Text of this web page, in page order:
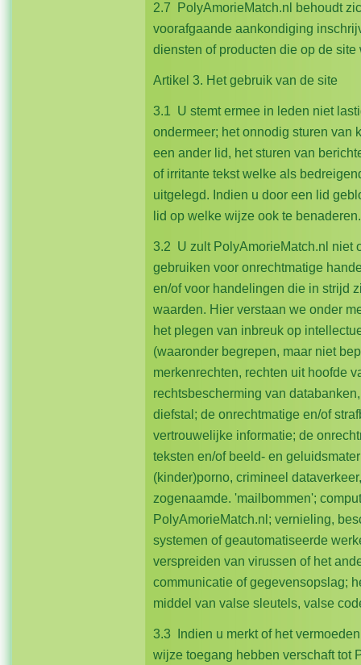
2.7 PolyAmorieMatch.nl behoudt
voorafgaande aankondiging
diensten of producten die op de
Artikel 3. Het gebruik van de site
3.1 U stemt ermee in leden niet
ondermeer; het onnodig sturen van
een ander lid, het sturen van
of irritante tekst welke als
uitgelegd. Indien u door een lid
lid op welke wijze ook te benaderen.
3.2 U zult PolyAmorieMatch.nl niet
gebruiken voor onrechtmatige
en/of voor handelingen die in strijd
waarden. Hier verstaan we onder
het plegen van inbreuk op
(waaronder begrepen, maar niet
merkenrechten, rechten uit hoofde
rechtsbescherming van
diefstal; de onrechtmatige en/of
vertrouwelijke informatie; de
teksten en/of beeld- en
(kinder)porno, crimineel
zogenaamde. 'mailbommen';
PolyAmorieMatch.nl; vernieling,
systemen of geautomatiseerde
verspreiden van virussen of het
communicatie of gegevensopslag;
middel van valse sleutels, valse
3.3 Indien u merkt of het
wijze toegang hebben verschaft tot